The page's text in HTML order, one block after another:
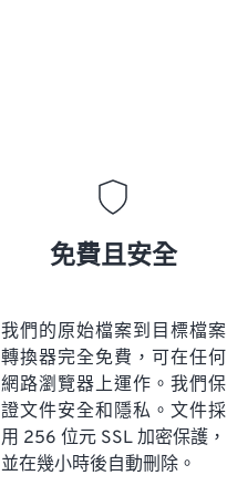
免費且安全
我們的原始檔案到目標檔案
轉換器完全免費，可在任何
網路瀏覽器上運作。我們保
證文件安全和隱私。文件採
用 256 位元 SSL 加密保護，
並在幾小時後自動刪除。